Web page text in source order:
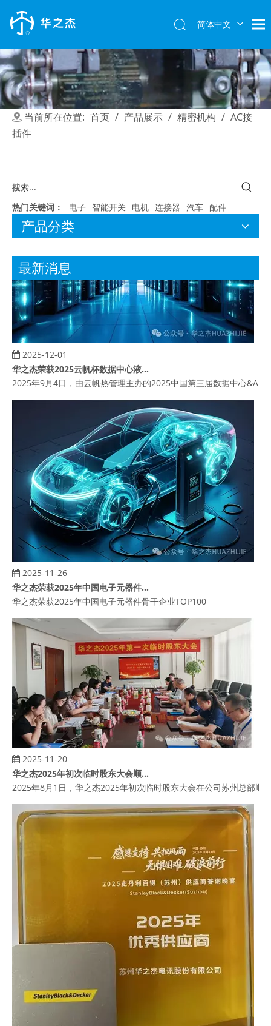
简体中文
当前所在位置: 首页 / 产品展示 / 精密机构 / AC接
插件
热门关键词： 电子 智能开关 电机 连接器 汽车 配件
产品分类
最新消息
2016年11月18日， TTI (Macao Commercial Offshore) Limited二年
2025-12-01
2025年9月4日，由云帆热管理主办的2025中国第三届数据中心&AI
2025-11-26
华之杰荣获2025年中国电子元器件骨干企业TOP100
2025-11-20
2025年8月1日，华之杰2025年初次临时股东大会在公司苏州总部